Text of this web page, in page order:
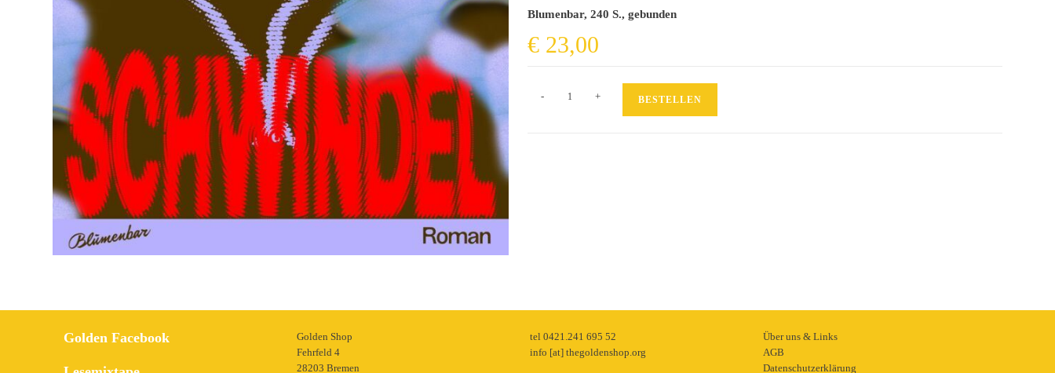
Blumenbar, 240 S., gebunden
€ 23,00
Schwindel
- + BESTELLEN
Golden Facebook
Golden Shop
Fehrfeld 4
28203 Bremen
tel 0421.241 695 52
info [at] thegoldenshop.org
Über uns & Links
AGB
Datenschutzerklärung